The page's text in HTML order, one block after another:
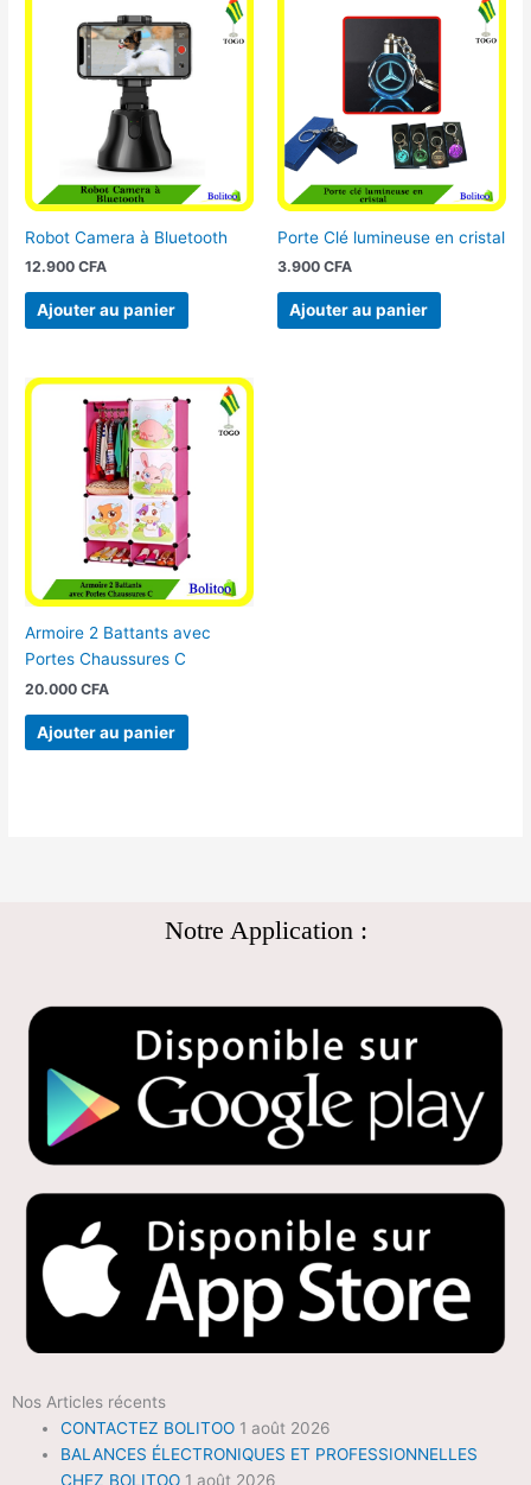
Robot Camera à Bluetooth
12.900CFA
Ajouter au panier
Porte Clé lumineuse en cristal
3.900 CFA
Ajouter au panier
Armoire 2 Battants avec
Portes Chaussures C
20.000CFA
Ajouter au panier
Notre Application :
Nos Articles récents
CONTACTEZ BOLITOO 1 août 2026
BALANCES ÉLECTRONIQUES ET PROFESSIONNELLES
CHEZ BOLITOO 1 août 2026